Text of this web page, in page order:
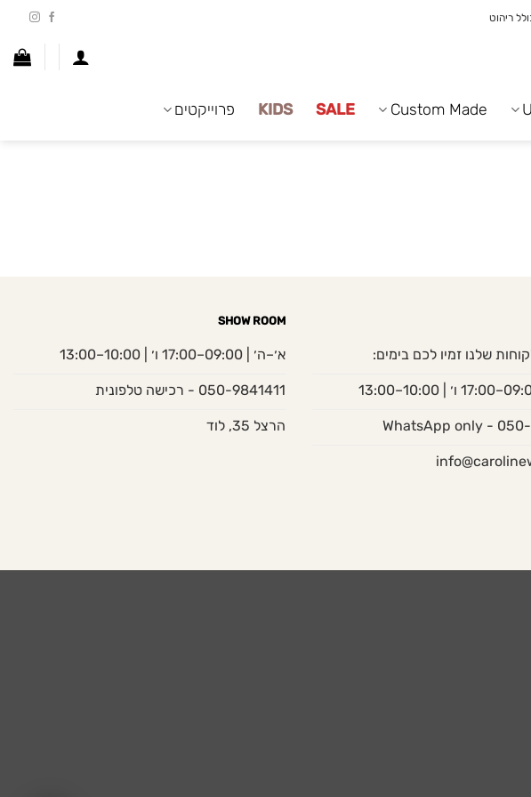
Custom Made
SALE
KIDS פרוייקטים
שלנו זמיו לכם בימים:
050-
SHOW ROOM
א׳–ה׳ | 09:00–17:00 ו׳ | 10:00–13:00
050-9841411 - רכישה טלפונית
הרצל 35, לוד